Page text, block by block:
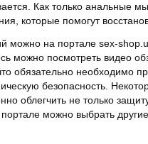
Как только анальные
которые помогут
можно на портале sex-
можно посмотреть видео
обязательно необходимо
безопасность.
облегчить не только
можно выбрать